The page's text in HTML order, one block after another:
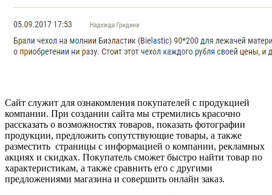
Сайт служит для ознакомления покупателей с продукцией
компании. При создании сайта мы стремились красочно
рассказать о возможностях товаров, показать фотографии
продукции, предложить сопутствующие товары, а также
разместить страницы с информацией о компании, рекламных
акциях и скидках. Покупатель сможет быстро найти товар по
характеристикам, а также сравнить его с другими
предложениями магазина и совершить онлайн заказ.